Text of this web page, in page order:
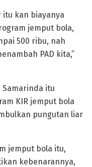
itu kan biayanya
jemput bola,
500 ribu, nah
PAD kita,”
Samarinda itu
KIR jemput bola
pungutan liar
jemput bola itu,
kebenarannya,